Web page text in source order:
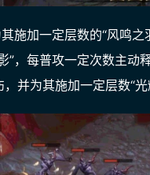
施加一定层数的“风鸣
”，每普攻一定次数主动
并为其施加一定层数“光